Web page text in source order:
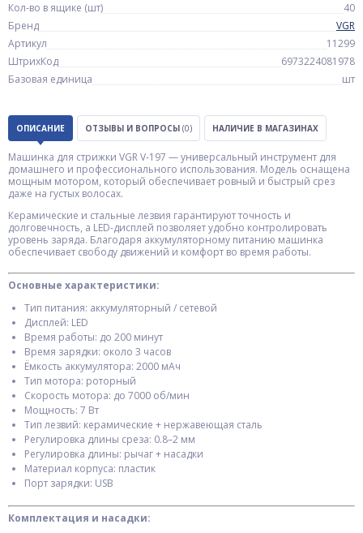
Кол-во в ящике (шт)
40
Бренд
VGR
Артикул
11299
ШтрихКод
6973224081978
Базовая единица
шт
ОПИСАНИЕ ОТЗЫВЫ И ВОПРОСЫ (0) НАЛИЧИЕ В МАГАЗИНАХ
Машинка для стрижки VGR V-197 — универсальный инструмент для
домашнего и профессионального использования. Модель оснащена
мощным мотором, который обеспечивает ровный и быстрый срез
даже на густых волосах.
Керамические и стальные лезвия гарантируют точность и
долговечность, а LED-дисплей позволяет удобно контролировать
уровень заряда. Благодаря аккумуляторному питанию машинка
обеспечивает свободу движений и комфорт во время работы.
Основные характеристики:
Тип питания: аккумуляторный / сетевой
Дисплей: LED
Время работы: до 200 минут
Время зарядки: около 3 часов
Ёмкость аккумулятора: 2000 мАч
Тип мотора: роторный
Скорость мотора: до 7000 об/мин
Мощность: 7 Вт
Тип лезвий: керамические + нержавеющая сталь
Регулировка длины среза: 0.8–2 мм
Регулировка длины: рычаг + насадки
Материал корпуса: пластик
Порт зарядки: USB
Комплектация и насадки: